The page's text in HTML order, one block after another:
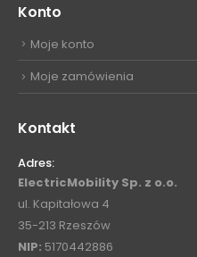
Konto
Moje konto
Moje zamówienia
Kontakt
Adres:
ElectricMobility Sp. z o.o.
ul. Kapitałowa 4
35-213 Rzeszów
NIP: 5170442886